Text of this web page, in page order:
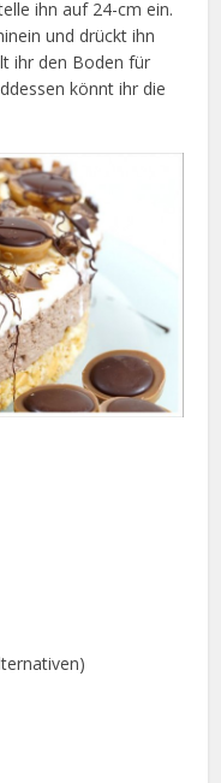
ihn auf 24-cm ein.
und drückt ihn
ihr den Boden für
könnt ihr die